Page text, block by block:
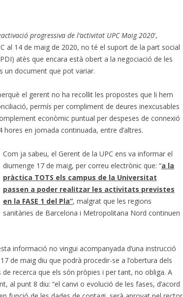
NI ACORD DE VESTUARI NI CAP
ACORD PEL PASL!
RECEPCIONS (07/06/2017)
AVALUACIÓ DELS RISCOS
PSICOSOCIALS.
GERENT PROPOSAT I COMISSIÓ
MIXTA
4/11/2019 SITUACIÓ
progressiva de l’activitat UPC Maig 2020’,
al 14 de maig de 2020, no té el suport de la part social
atès que encara està obert a la negociació de les
un document que pot variar.
el gerent no ha recollit les propostes que li hem
permís per compliment de deures inexcusables
econòmic puntual per despeses de connexió
en jornada continuada, entre d’altres.
Com ja sabeu, el Gerent de la UPC ens va informar el
diumenge 17 de maig, per correu electrònic que: “a la
pràctica TOTS els campus de la Universitat
passen a poder realitzar les activitats previstes
en la FASE 1 del Pla”, malgrat que les regions
sanitàries de Barcelona i Metropolitana Nord continuen
informació no vingui acompanyada d’una instrucció
de maig diu que podrà procedir-se a l’obertura dels
recerca que els són pròpies i per tant, no obliga. A
al punt 8 diu: “el canvi o evolució de les fases, d’acord